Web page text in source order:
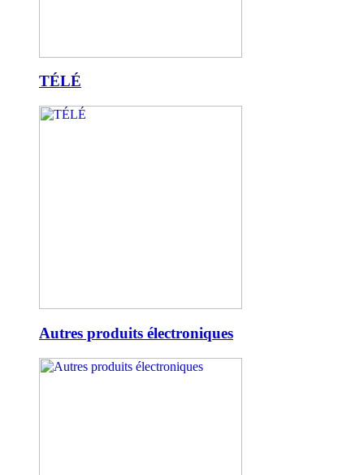
TÉLÉ
Autres produits électroniques